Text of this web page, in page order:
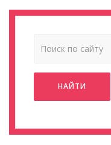
НАЙТИ